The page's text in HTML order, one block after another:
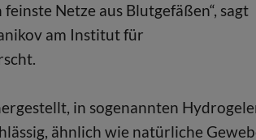
Netze aus Blutgefäßen“, sagt
am Institut für
in sogenannten
ähnlich wie natürliche